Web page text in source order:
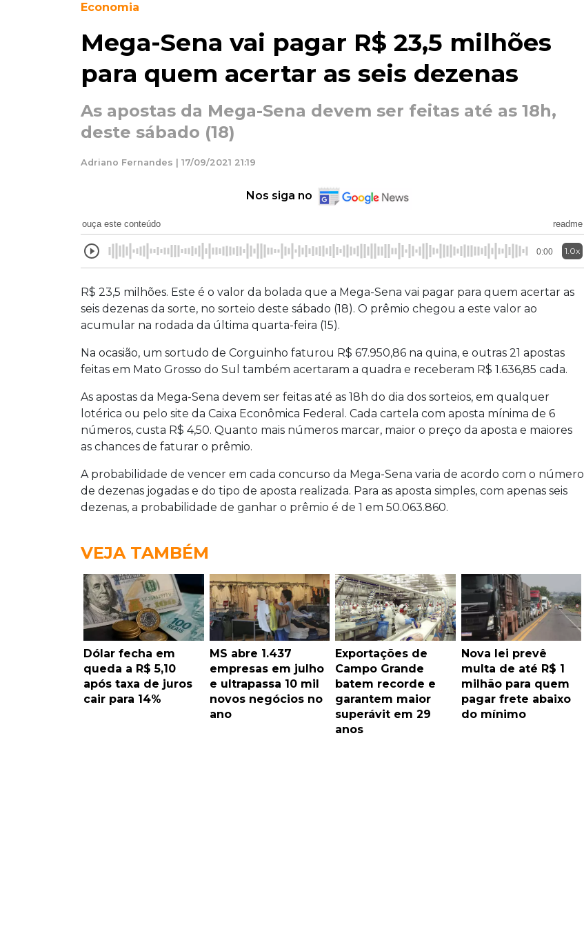
Economia
Mega-Sena vai pagar R$ 23,5 milhões
para quem acertar as seis dezenas
As apostas da Mega-Sena devem ser feitas até as 18h,
deste sábado (18)
Adriano Fernandes | 17/09/2021 21:19
Nos siga no
ouça este conteúdo readme
0:00 1.0x
R$ 23,5 milhões. Este é o valor da bolada que a Mega-Sena vai pagar para quem acertar as
seis dezenas da sorte, no sorteio deste sábado (18). O prêmio chegou a este valor ao
acumular na rodada da última quarta-feira (15).
Na ocasião, um sortudo de Corguinho faturou R$ 67.950,86 na quina, e outras 21 apostas
feitas em Mato Grosso do Sul também acertaram a quadra e receberam R$ 1.636,85 cada.
As apostas da Mega-Sena devem ser feitas até as 18h do dia dos sorteios, em qualquer
lotérica ou pelo site da Caixa Econômica Federal. Cada cartela com aposta mínima de 6
números, custa R$ 4,50. Quanto mais números marcar, maior o preço da aposta e maiores
as chances de faturar o prêmio.
A probabilidade de vencer em cada concurso da Mega-Sena varia de acordo com o número
de dezenas jogadas e do tipo de aposta realizada. Para as aposta simples, com apenas seis
dezenas, a probabilidade de ganhar o prêmio é de 1 em 50.063.860.
VEJA TAMBÉM
Dólar fecha em
queda a R$ 5,10
após taxa de juros
cair para 14%
MS abre 1.437
empresas em julho
e ultrapassa 10 mil
novos negócios no
ano
Exportações de
Campo Grande
batem recorde e
garantem maior
superávit em 29
anos
Nova lei prevê
multa de até R$ 1
milhão para quem
pagar frete abaixo
do mínimo